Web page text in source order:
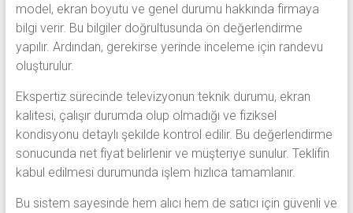
model, ekran boyutu ve genel durumu hakkında firmaya
bilgi verir. Bu bilgiler doğrultusunda ön değerlendirme
yapılır. Ardından, gerekirse yerinde inceleme için randevu
oluşturulur.
Ekspertiz sürecinde televizyonun teknik durumu, ekran
kalitesi, çalışır durumda olup olmadığı ve fiziksel
kondisyonu detaylı şekilde kontrol edilir. Bu değerlendirme
sonucunda net fiyat belirlenir ve müşteriye sunulur. Teklifin
kabul edilmesi durumunda işlem hızlıca tamamlanır.
Bu sistem sayesinde hem alıcı hem de satıcı için güvenli ve